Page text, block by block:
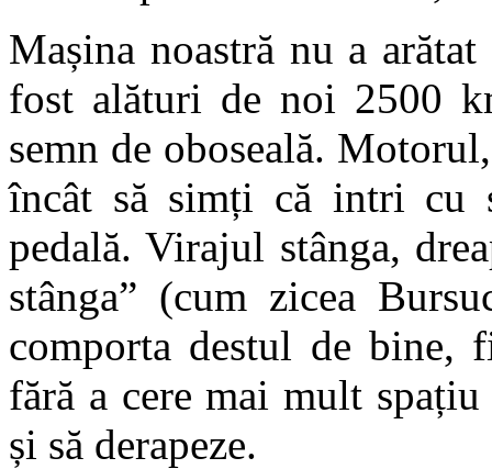
Mașina noastră nu a
fost alături de noi 2500
semn de oboseală.
încât să simți că intri cu
pedală. Virajul stânga,
stânga” (cum zicea
comporta destul de bine,
fără a cere mai mult
și să derapeze.